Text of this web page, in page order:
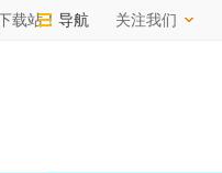
载站！ 导航 关注我们